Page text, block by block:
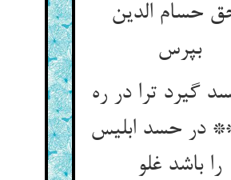
حسام الدین
بپرس‌‌
گیرد ترا در ره
در حسد ابلیس
را باشد غلو